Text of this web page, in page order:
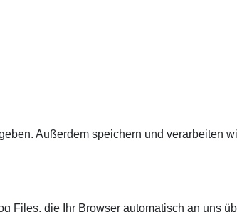
Außerdem speichern und verarbeiten
Files, die Ihr Browser automatisch an uns